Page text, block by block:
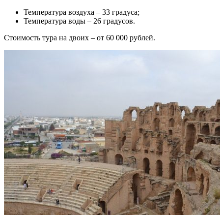
Температура воздуха – 33 градуса;
Температура воды – 26 градусов.
Стоимость тура на двоих – от 60 000 рублей.